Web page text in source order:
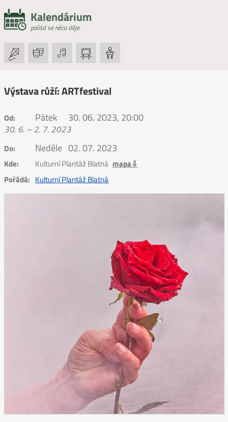
Kalendárium
pořád se něco děje
Výstava růží: ARTfestival
Od: Pátek 30. 06. 2023, 20:00
30. 6. – 2. 7. 2023
Do: Neděle 02. 07. 2023
Kde: Kulturní Plantáž Blatná mapa⇩
Pořádá: Kulturní Plantáž Blatná